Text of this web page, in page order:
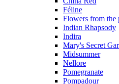
Féline
Flowers from the
Indian Rhapsody
Indira
Mary's Secret
Midsummer
Nellore
Pomegranate
Pompadour